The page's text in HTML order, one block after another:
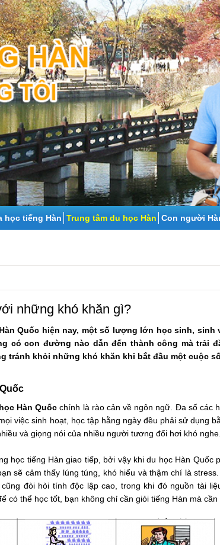
học tiếng Hàn Trung tâm du học Hàn Con người
những khó khăn gì?
Quốc hiện nay, một số lượng lớn học sinh, sinh
có con đường nào dẫn đến thành công mà trải
tránh khỏi những khó khăn khi bắt đầu một cuộc
Hàn Quốc chính là rào cản về ngôn ngữ. Đa số các
việc sinh hoạt, học tập hằng ngày đều phải sử dụng
và giọng nói của nhiều người tương đối hơi khó nghe.
học tiếng Hàn giao tiếp, bởi vậy khi du học Hàn Quốc
sẽ cảm thấy lúng túng, khó hiểu và thậm chí là
đòi hòi tính độc lập cao, trong khi đó nguồn tài
có thể học tốt, bạn không chỉ cần giỏi tiếng Hàn mà cần